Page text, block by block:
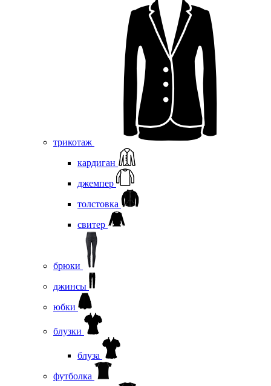
трикотаж
кардиган
джемпер
толстовка
свитер
брюки
джинсы
юбки
блузки
блуза
футболка